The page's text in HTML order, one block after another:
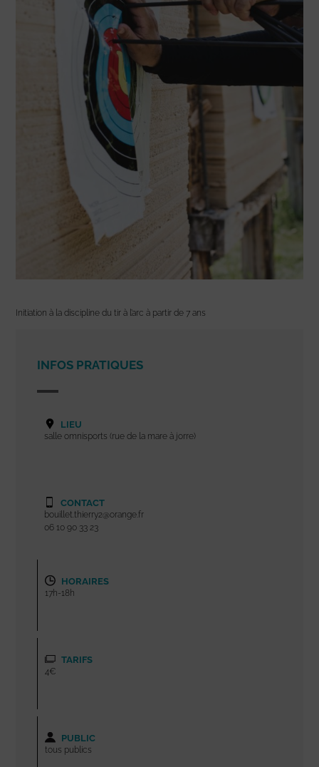
Initiation à la discipline du tir à l’arc à partir de 7 ans
INFOS PRATIQUES
LIEU
salle omnisports (rue de la mare à jorre)
CONTACT
bouillet.thierry2@orange.fr
06 10 90 33 23
HORAIRES
17h-18h
TARIFS
4€
PUBLIC
tous publics